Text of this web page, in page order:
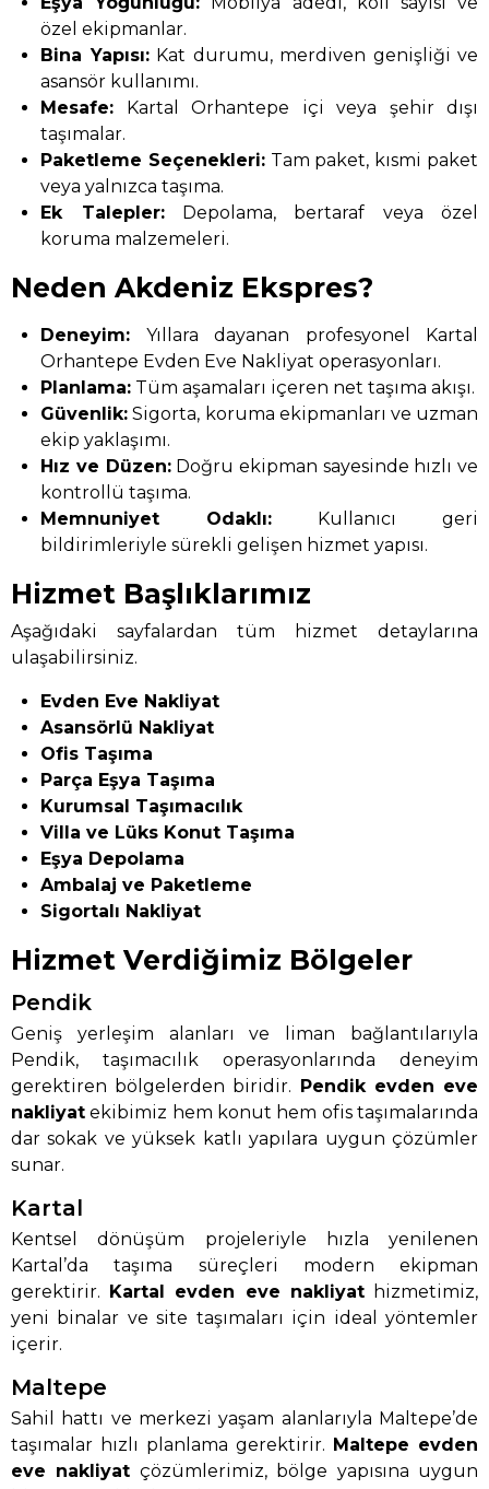
özel ekipmanlar.
Bina Yapısı:Kat durumu, merdiven genişliği ve
asansör kullanımı.
Mesafe: Kartal Orhantepe içi veya şehir dışı
taşımalar.
Paketleme Seçenekleri:Tam paket, kısmi paket
veya yalnızca taşıma.
Ek Talepler:Depolama, bertaraf veya özel
koruma malzemeleri.
Neden Akdeniz Ekspres?
Deneyim: Yıllara dayanan profesyonel Kartal
Orhantepe Evden Eve Nakliyat operasyonları.
Planlama: Tüm aşamaları içeren net taşıma akışı.
Güvenlik: Sigorta, koruma ekipmanları ve uzman
ekip yaklaşımı.
Hız ve Düzen:Doğru ekipman sayesinde hızlı ve
kontrollü taşıma.
Memnuniyet Odaklı: Kullanıcı geri
bildirimleriyle sürekli gelişen hizmet yapısı.
Hizmet Başlıklarımız
Aşağıdaki sayfalardan tüm hizmet detaylarına
ulaşabilirsiniz.
Evden Eve Nakliyat
Asansörlü Nakliyat
Ofis Taşıma
Parça Eşya Taşıma
Kurumsal Taşımacılık
Villa ve Lüks Konut Taşıma
Eşya Depolama
Ambalaj ve Paketleme
Sigortalı Nakliyat
Hizmet Verdiğimiz Bölgeler
Pendik
Geniş yerleşim alanları ve liman bağlantılarıyla
Pendik, taşımacılık operasyonlarında deneyim
gerektiren bölgelerden biridir.
Pendik evden eve
nakliyat ekibimiz hem konut hem ofis taşımalarında
dar sokak ve yüksek katlı yapılara uygun çözümler
sunar.
Kartal
Kentsel dönüşüm projeleriyle hızla yenilenen
Kartal’da taşıma süreçleri modern ekipman
gerektirir.
Kartal evden eve nakliyathizmetimiz,
yeni binalar ve site taşımaları için ideal yöntemler
içerir.
Maltepe
Sahil hattı ve merkezi yaşam alanlarıyla Maltepe’de
taşımalar hızlı planlama gerektirir. Maltepe evden
eve nakliyat çözümlerimiz, bölge yapısına uygun